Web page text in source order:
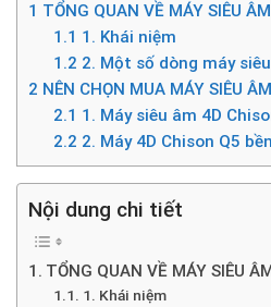
1 TỔNG QUAN VỀ MÁY SIÊU
1.1 1. Khái niệm
1.2 2. Một số dòng máy
2 NÊN CHỌN MUA MÁY SIÊU
2.1 1. Máy siêu âm 4D
2.2 2. Máy 4D Chison Q5
Nội dung chi tiết
TỔNG QUAN VỀ MÁY SIÊU
1. Khái niệm